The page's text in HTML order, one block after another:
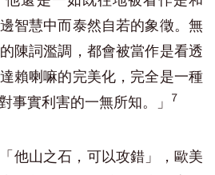
智慧中而泰然自若的象徵。無
陳詞濫調，都會被當作是看透
賴喇嘛的完美化，完全是一種
事實利害的一無所知。」
7
他山之石，可以攻錯」，歐美